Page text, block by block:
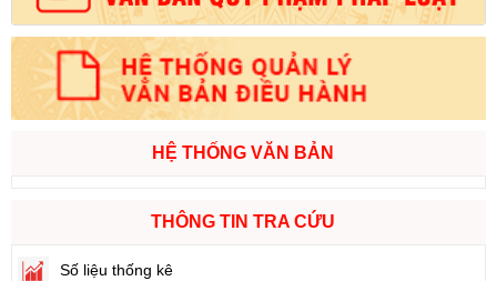
HỆ THỐNG VĂN BẢN
THÔNG TIN TRA CỨU
Số liệu thống kê